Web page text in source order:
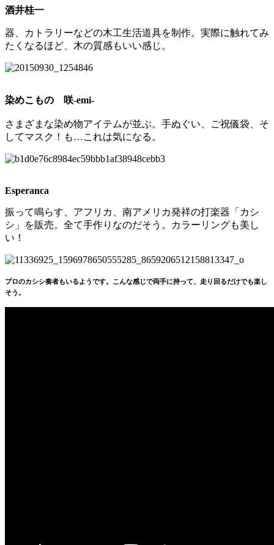
酒井桂一
器、カトラリーなどの木工生活道具を制作。実際に触れてみ
たくなるほど、木の質感もいい感じ。
染めこもの 咲-emi-
さまざまな染め物アイテムが並ぶ。手ぬぐい、ご祝儀袋、そ
してマスク！も…これは気になる。
Esperanca
振って鳴らす、アフリカ、南アメリカ発祥の打楽器「カシ
シ」を販売。全て手作りなのだそう。カラーリングも美し
い！
プロのカシシ奏者もいるようです。こんな感じで両手に持って、走り回るだけでも楽し
そう。